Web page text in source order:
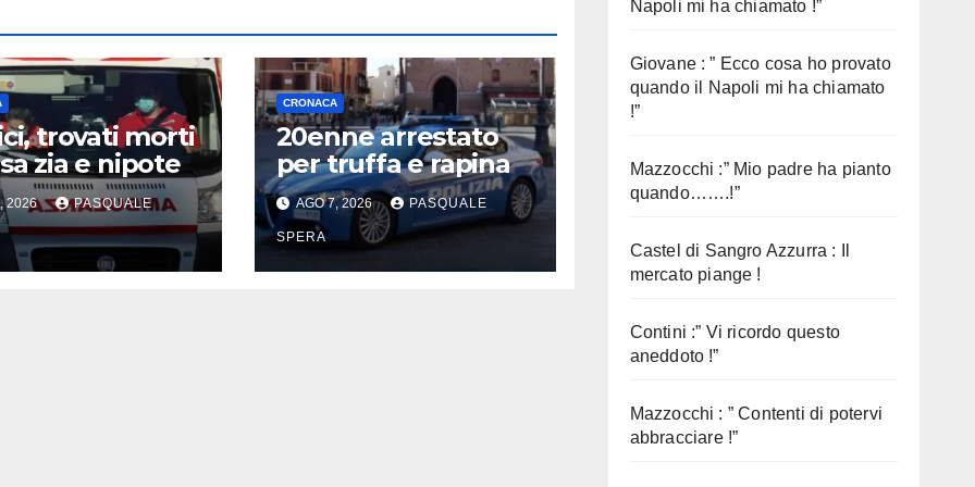
trovati morti
zia e nipote
2026 PASQUALE
CRONACA
20enne arrestato
per truffa e rapina
AGO 7, 2026 PASQUALE
SPERA
Napoli mi ha chiamato !”
Giovane : ” Ecco cosa ho provato
quando il Napoli mi ha chiamato
!”
Mazzocchi :” Mio padre ha pianto
quando…….!”
Castel di Sangro Azzurra : Il
mercato piange !
Contini :” Vi ricordo questo
aneddoto !”
Mazzocchi : ” Contenti di potervi
abbracciare !”